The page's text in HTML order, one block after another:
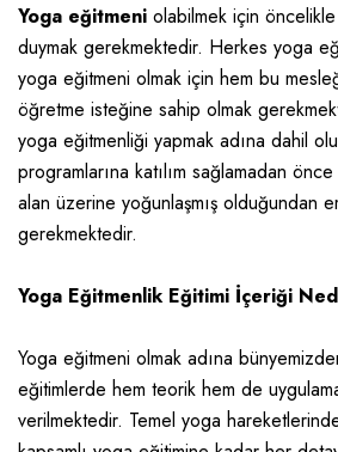
Yoga eğitmeni olabilmek için
duymak gerekmektedir. Herkes yoga
yoga eğitmeni olmak için hem bu
öğretme isteğine sahip olmak
yoga eğitmenliği yapmak adına dahil
programlarına katılım sağlamadan önce
alan üzerine yoğunlaşmış olduğundan
gerekmektedir.
Yoga Eğitmenlik Eğitimi İçeriği
Yoga eğitmeni olmak adına
eğitimlerde hem teorik hem de
verilmektedir. Temel yoga